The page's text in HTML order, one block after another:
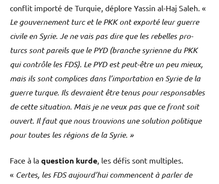
conflit importé de Turquie, déplore Yassin al-Haj Saleh. «
Le gouvernement turc et le PKK ont exporté leur guerre
civile en Syrie. Je ne vais pas dire que les rebelles pro-
turcs sont pareils que le PYD (branche syrienne du PKK
qui contrôle les FDS). Le PYD est peut-être un peu mieux,
mais ils sont complices dans l’importation en Syrie de la
guerre turque. Ils devraient être tenus pour responsables
de cette situation. Mais je ne veux pas que ce front soit
ouvert. Il faut que nous trouvions une solution politique
pour toutes les régions de la Syrie. »
Face à la question kurde, les défis sont multiples.
« Certes, les FDS aujourd’hui commencent à parler de